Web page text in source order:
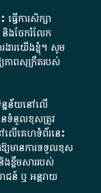
វើការសិក្សា
និងចែករំលែក
ងារយើងខ្ញុំ។ សូម
ភាពសុក្រឹតរបស់
ន្នន័យនៅលើ
នទំនួលខុសត្រូវ
លើគេហទំព័រនេះ
ឱ្យមានការទទួលខុស​
ងខ្លឹមសាររបស់
ជន៍ ឬ អន្តរាយ